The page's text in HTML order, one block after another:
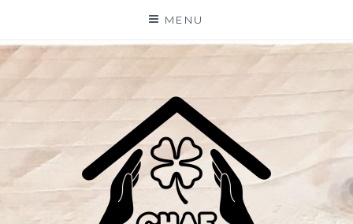
content
MENU